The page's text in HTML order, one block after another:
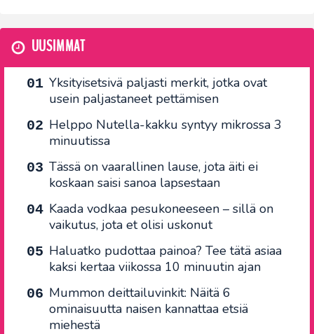
UUSIMMAT
Yksityisetsivä paljasti merkit, jotka ovat
usein paljastaneet pettämisen
Helppo Nutella-kakku syntyy mikrossa 3
minuutissa
Tässä on vaarallinen lause, jota äiti ei
koskaan saisi sanoa lapsestaan
Kaada vodkaa pesukoneeseen – sillä on
vaikutus, jota et olisi uskonut
Haluatko pudottaa painoa? Tee tätä asiaa
kaksi kertaa viikossa 10 minuutin ajan
Mummon deittailuvinkit: Näitä 6
ominaisuutta naisen kannattaa etsiä
miehestä